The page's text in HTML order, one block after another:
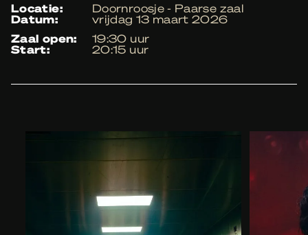
locatie: Doornroosje - Paarse zaal
datum:
vrijdag 13 maart 2026
zaal open:
19:30 uur
start: 20:15 uur